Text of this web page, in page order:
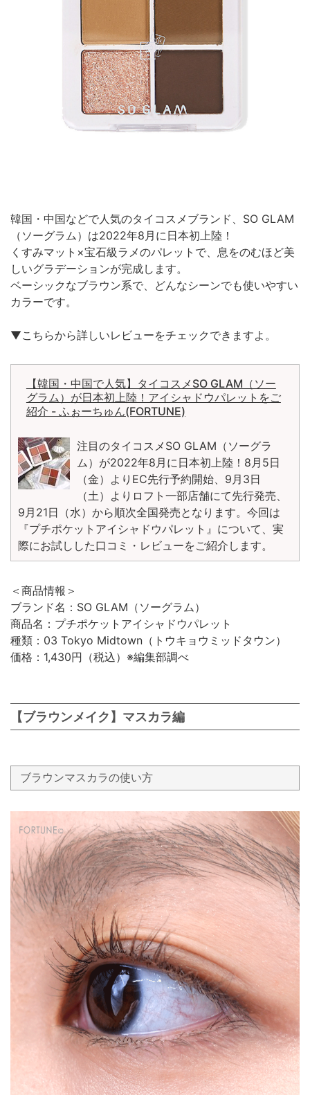
韓国・中国などで人気のタイコスメブランド、SO GLAM
（ソーグラム）は2022年8月に日本初上陸！
くすみマット×宝石級ラメのパレットで、息をのむほど美
しいグラデーションが完成します。
ベーシックなブラウン系で、どんなシーンでも使いやすい
カラーです。
▼こちらから詳しいレビューをチェックできますよ。
【韓国・中国で人気】タイコスメSO GLAM（ソー
グラム）が日本初上陸！アイシャドウパレットをご
紹介 - ふぉーちゅん(FORTUNE)
注目のタイコスメSO GLAM（ソーグラ
ム）が2022年8月に日本初上陸！8月5日
（金）よりEC先行予約開始、9月3日
（土）よりロフト一部店舗にて先行発売、
9月21日（水）から順次全国発売となります。今回は
『プチポケットアイシャドウパレット』について、実
際にお試しした口コミ・レビューをご紹介します。
＜商品情報＞
ブランド名：SO GLAM（ソーグラム）
商品名：プチポケットアイシャドウパレット
種類：03 Tokyo Midtown（トウキョウミッドタウン）
価格：1,430円（税込）※編集部調べ
【ブラウンメイク】マスカラ編
ブラウンマスカラの使い方